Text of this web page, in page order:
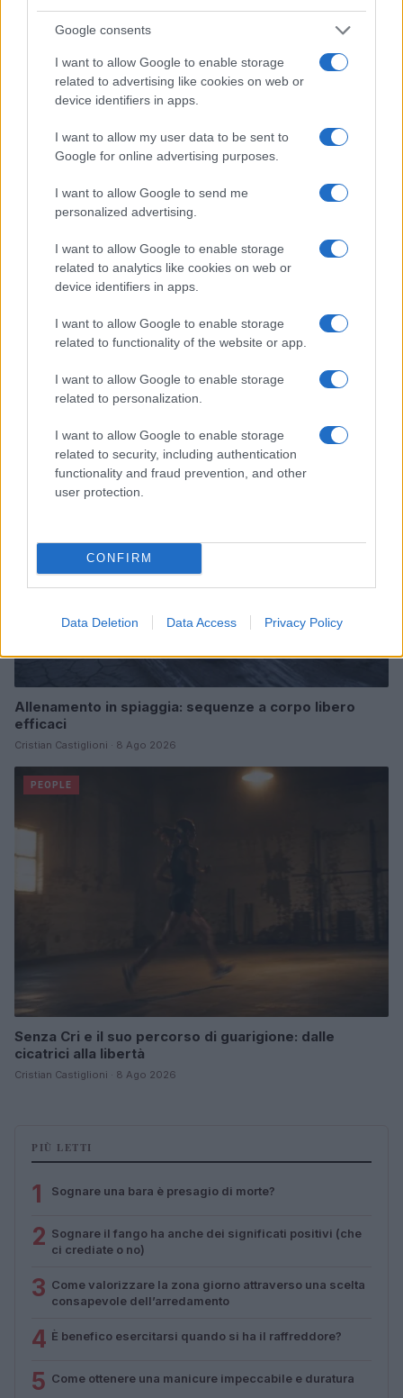
Google consents
I want to allow Google to enable storage
related to advertising like cookies on web or
device identifiers in apps.
I want to allow my user data to be sent to
Google for online advertising purposes.
I want to allow Google to send me
personalized advertising.
I want to allow Google to enable storage
related to analytics like cookies on web or
device identifiers in apps.
I want to allow Google to enable storage
related to functionality of the website or app.
I want to allow Google to enable storage
related to personalization.
I want to allow Google to enable storage
related to security, including authentication
functionality and fraud prevention, and other
user protection.
CONFIRM
Data Deletion Data Access Privacy Policy
Continua a leggere
Smartband o smartwatch: come scegliere il fitness
tracker giusto
FITNESS
Allenamento in spiaggia: sequenze a corpo libero
efficaci
Cristian Castiglioni · 8 Ago 2026
PEOPLE
Senza Cri e il suo percorso di guarigione: dalle
cicatrici alla libertà
Cristian Castiglioni · 8 Ago 2026
PIÙ LETTI
1 Sognare una bara è presagio di morte?
2 Sognare il fango ha anche dei significati positivi (che
ci crediate o no)
3 Come valorizzare la zona giorno attraverso una scelta
consapevole dell’arredamento
4 È benefico esercitarsi quando si ha il raffreddore?
5 Come ottenere una manicure impeccabile e duratura